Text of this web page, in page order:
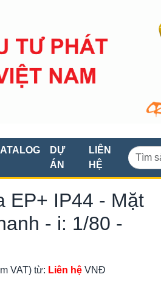
DỰ
ÁN
LIÊN
HỆ
EP+ IP44 - Mặt
- i: 1/80 -
VAT) từ: Liên hệ VNĐ